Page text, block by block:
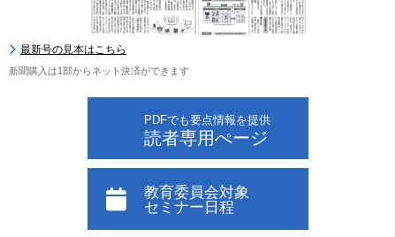
最新号の見本はこちら
新聞購入は1部からネット決済ができます
PDFでも要点情報を提供
読者専用ぺージ
教育委員会対象
セミナー日程